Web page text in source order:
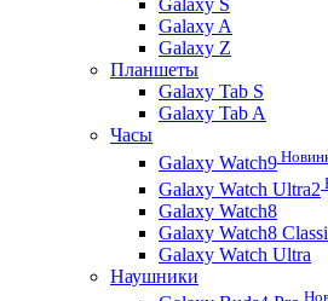
Galaxy S
Galaxy A
Galaxy Z
Планшеты
Galaxy Tab S
Galaxy Tab A
Часы
Galaxy Watch9
Galaxy Watch Ultra2
Galaxy Watch8
Galaxy Watch8
Galaxy Watch Ultra
Наушники